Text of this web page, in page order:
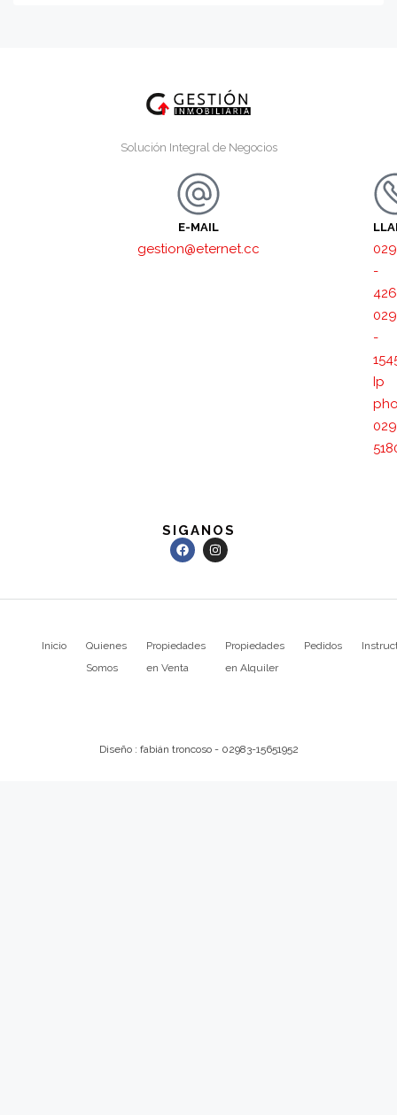
Solución Integral de Negocios
E-MAIL
gestion@eternet.cc
-
-
Ip
SIGANOS
Inicio
Quienes
Somos
Propiedades
en Venta
Propiedades
en Alquiler
Pedidos
Diseño : fabián troncoso - 02983-15651952